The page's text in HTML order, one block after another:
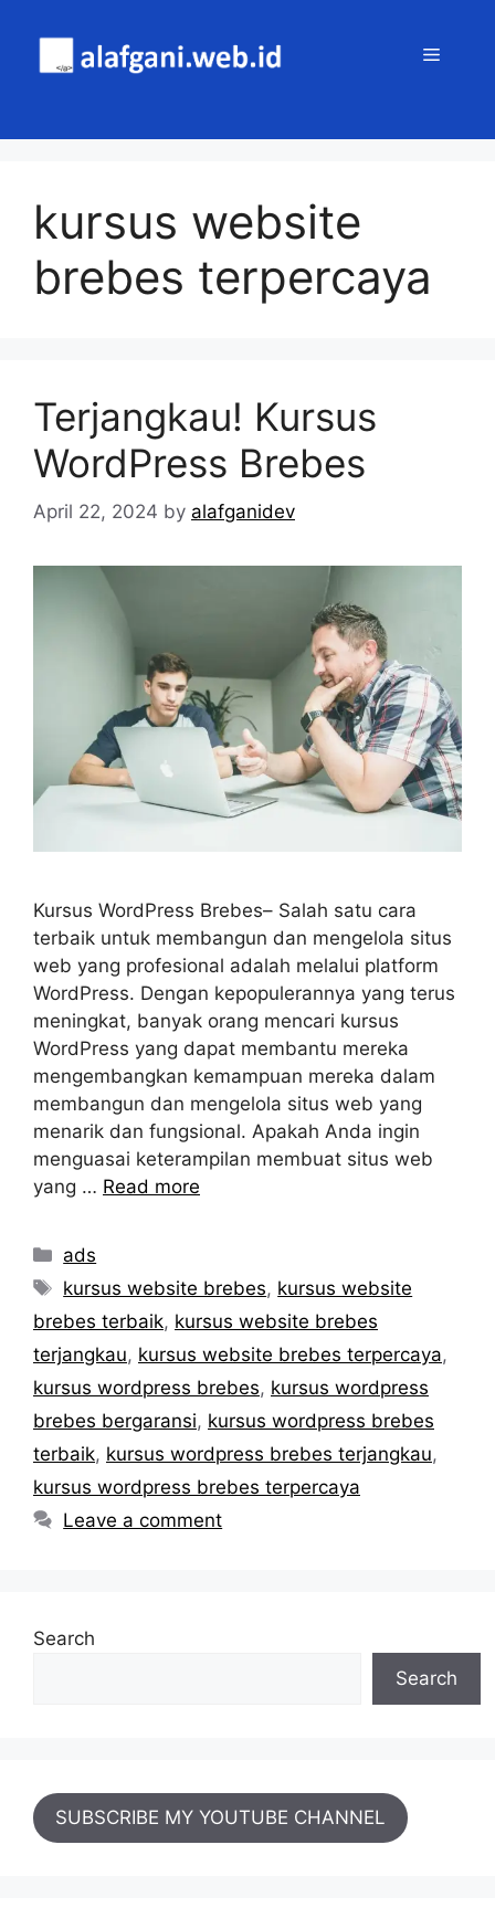
content
MENU
kursus website
brebes terpercaya
Terjangkau! Kursus
WordPress Brebes
April 22, 2024 by alafganidev
Kursus WordPress Brebes– Salah satu cara
terbaik untuk membangun dan mengelola situs
web yang profesional adalah melalui platform
WordPress. Dengan kepopulerannya yang terus
meningkat, banyak orang mencari kursus
WordPress yang dapat membantu mereka
mengembangkan kemampuan mereka dalam
membangun dan mengelola situs web yang
menarik dan fungsional. Apakah Anda ingin
menguasai keterampilan membuat situs web
yang … Read more
Categories
ads
Tags
kursus website brebes, kursus website
brebes terbaik, kursus website brebes
terjangkau, kursus website brebes terpercaya,
kursus wordpress brebes, kursus wordpress
brebes bergaransi, kursus wordpress brebes
terbaik, kursus wordpress brebes terjangkau,
kursus wordpress brebes terpercaya
Leave a comment
Search
Search
SUBSCRIBE MY YOUTUBE CHANNEL